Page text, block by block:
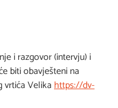
i razgovor (intervju) i
biti obavješteni na
vrtića Velikahttps://dv-